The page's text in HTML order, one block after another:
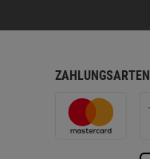
ZAHLUNGSARTEN